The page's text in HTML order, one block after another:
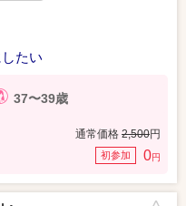
たい
37〜39歳
通常価格 2,500円
初参加 0円